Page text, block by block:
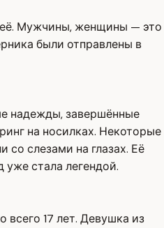
Мужчины, женщины — это
были отправлены в
надежды, завершённые
на носилках. Некоторые
слезами на глазах. Её
уже стала легендой.
всего 17 лет. Девушка из